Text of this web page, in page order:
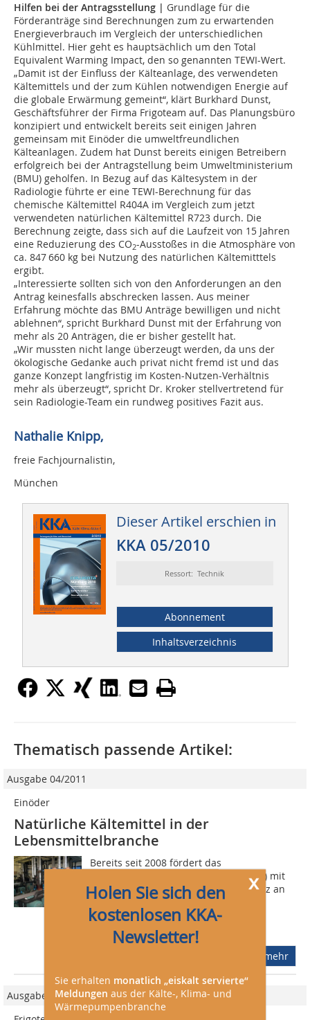
Hilfen bei der Antragsstellung | Grundlage für die
Förderanträge sind Berechnungen zum zu erwartenden
Energieverbrauch im Vergleich der unterschiedlichen
Kühlmittel. Hier geht es hauptsächlich um den Total
Equivalent Warming Impact, den so genannten TEWI-Wert.
„Damit ist der Einfluss der Kälteanlage, des verwendeten
Kältemittels und der zum Kühlen notwendigen Energie auf
die globale Erwärmung gemeint“, klärt Burkhard Dunst,
Geschäftsführer der Firma Frigoteam auf. Das Planungsbüro
konzipiert und entwickelt bereits seit einigen Jahren
gemeinsam mit Einöder die umweltfreundlichen
Kälteanlagen. Zudem hat Dunst bereits einigen Betreibern
erfolgreich bei der Antragstellung beim Umweltministerium
(BMU) geholfen. In Bezug auf das Kältesystem in der
Radiologie führte er eine TEWI-Berechnung für das
chemische Kältemittel R404A im Vergleich zum jetzt
verwendeten natürlichen Kältemittel R723 durch. Die
Berechnung zeigte, dass sich auf die Laufzeit von 15 Jahren
eine Reduzierung des CO2-Ausstoßes in die Atmosphäre von
ca. 847 660 kg bei Nutzung des natürlichen Kältemitttels
ergibt.
„Interessierte sollten sich von den Anforderungen an den
Antrag keinesfalls abschrecken lassen. Aus meiner
Erfahrung möchte das BMU Anträge bewilligen und nicht
ablehnen“, spricht Burkhard Dunst mit der Erfahrung von
mehr als 20 Anträgen, die er bisher gestellt hat.
„Wir mussten nicht lange überzeugt werden, da uns der
ökologische Gedanke auch privat nicht fremd ist und das
ganze Konzept langfristig im Kosten-Nutzen-Verhältnis
mehr als überzeugt“, spricht Dr. Kroker stellvertretend für
sein Radiologie-Team ein rundweg positives Fazit aus.
Nathalie Knipp,
freie Fachjournalistin,
München
Dieser Artikel erschien in
KKA 05/2010
Ressort: Technik
Abonnement
Inhaltsverzeichnis
x
Holen Sie sich den
kostenlosen KKA-
Newsletter!
Sie erhalten monatlich „eiskalt servierte“
Meldungen aus der Kälte-, Klima- und
Wärmepumpenbranche
Thematisch passende Artikel:
Ausgabe 04/2011
Einöder
Natürliche Kältemittel in der
Lebensmittelbranche
Bereits seit 2008 fördert das
Bundesministerium für Umwelt (BMU) mit
dem Impulsprogramm für Klimaschutz an
gewerblichen Kälteanlagen
energiesparende Systeme auf Basis
natürlicher Kühlmittel....
mehr
Ausgabe 05/2008